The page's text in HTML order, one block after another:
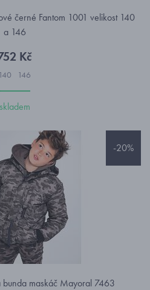
černé Fantom 1001 velikost 140
a 146
Kč
140 146
skladem
-20%
maskáč Mayoral 7463